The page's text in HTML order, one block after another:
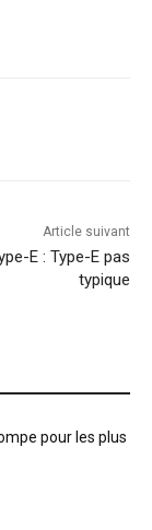
Article suivant
E : Type-E pas
typique
pour les plus